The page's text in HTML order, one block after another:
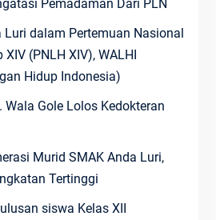
Pemadaman Dari PLN
Luri dalam Pertemuan Nasional
(PNLH XIV), WALHI
Hidup Indonesia)
Wala Gole Lolos Kedokteran
Murid SMAK Anda Luri,
Tertinggi
siswa Kelas XII